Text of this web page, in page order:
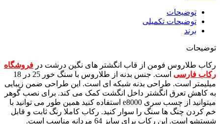
توضیحات
توضیحات تکمیلی
برند
توضیحات
رکاب طلاروس فومن از قاب انگشتر های نگین درشت در فروشگاه
رکاب فارسی
است. جنس بدنه از طلاروس با سنگ خور 25 در 18
میلیمتر است. طراحی بدنه شبکه ای است. این طراحی ضمن زیبایی
به کاهش تعرق انگشتر داخل انگشت کمک می کند. برای نصب گوهر
میتوانید از چسب سری e8000 استفاده کنید همین طور می توانید با
خم کردن چنگ ها سنگ را سوار کنید. رکاب کاملا رنگ ثابت و قابل
شستشو است. این رکاب برای سایز 64 مردانه مناسب است.